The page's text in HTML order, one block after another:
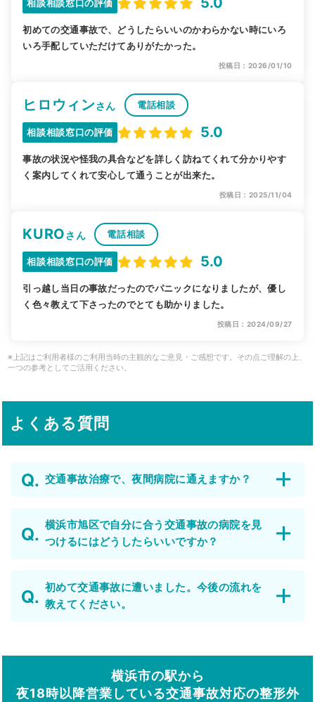
相談相談窓口の評価
初めての交通事故で、どうしたらいいのかわらかない時にいろ
いろ手配していただけてありがたかった。
投稿日：2026/01/10
ヒロウィンさん 電話相談
相談相談窓口の評価 5.0
事故の状況や怪我の具合などを詳しく訪ねてくれて分かりやす
く案内してくれて安心して通うことが出来た。
投稿日：2025/11/04
KUROさん 電話相談
相談相談窓口の評価 5.0
引っ越し当日の事故だったのでパニックになりましたが、優し
く色々教えて下さったのでとても助かりました。
投稿日：2024/09/27
※上記はご利用者様のご利用当時の主観的なご意見・ご感想です。その点ご理解の上、
一つの参考としてご活用ください。
よくある質問
交通事故治療で、夜間病院に通えますか？
横浜市旭区で自分に合う交通事故の病院を見
つけるにはどうしたらいいですか？
初めて交通事故に遭いました。今後の流れを
教えてください。
横浜市の駅から
夜18時以降営業している交通事故対応の整形外